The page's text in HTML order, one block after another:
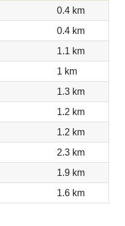
0.4 km
0.4 km
1.1 km
1 km
1.3 km
1.2 km
1.2 km
2.3 km
1.9 km
1.6 km